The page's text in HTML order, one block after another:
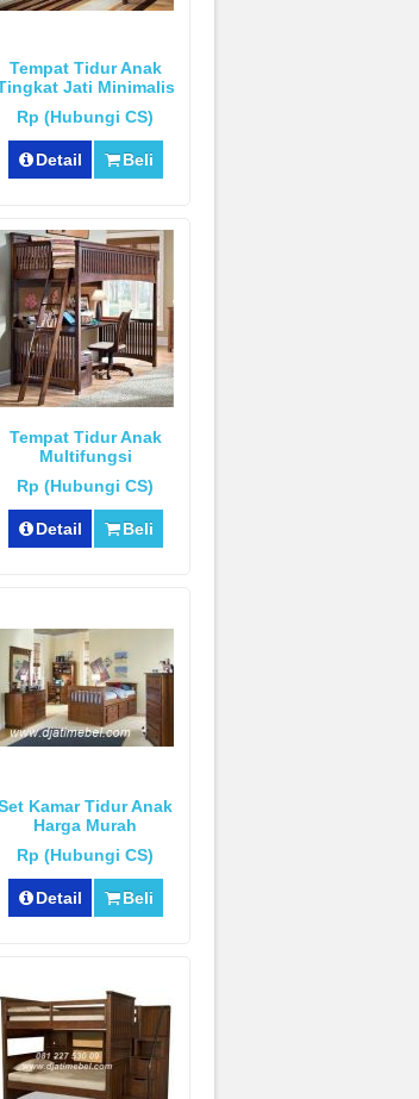
Tempat Tidur Anak
Jati Minimalis
Rp (Hubungi CS)
Detail Beli
Tempat Tidur Anak
Multifungsi
Rp (Hubungi CS)
Detail Beli
Kamar Tidur Anak
Harga Murah
Rp (Hubungi CS)
Detail Beli